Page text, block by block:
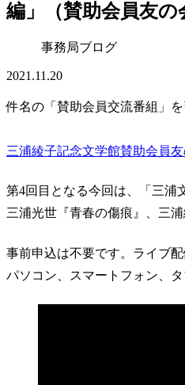
編」（賛助会員友の
事務局ブログ
2021.11.20
件名の「賛助会員交流番組」を
三浦綾子記念文学館賛助会員
第4回目となる今回は、「三浦
三浦光世『青春の傷痕』、三
事前申込は不要です。ライブ
パソコン、スマートフォン、